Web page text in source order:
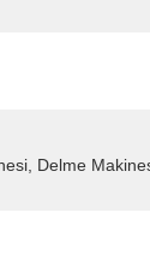
Delme